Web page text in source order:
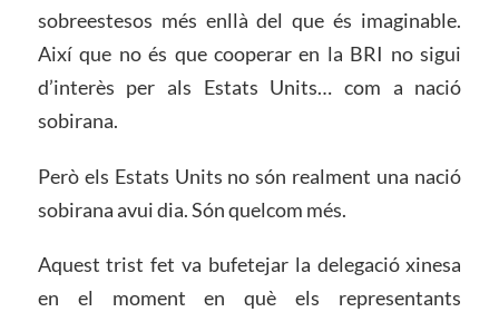
sobreestesos més enllà del que és imaginable.
Així que no és que cooperar en la BRI no sigui
d’interès per als Estats Units… com a nació
sobirana.
Però els Estats Units no són realment una nació
sobirana avui dia. Són quelcom més.
Aquest trist fet va bufetejar la delegació xinesa
en el moment en què els representants